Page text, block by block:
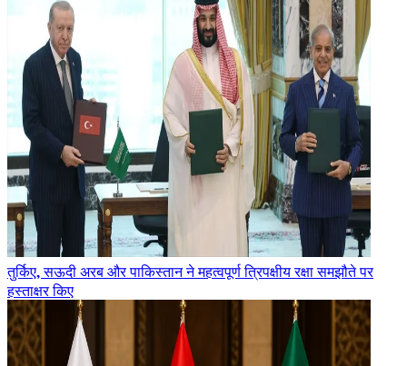
तुर्किए, सऊदी अरब और पाकिस्तान ने महत्वपूर्ण त्रिपक्षीय रक्षा समझौते पर
हस्ताक्षर किए